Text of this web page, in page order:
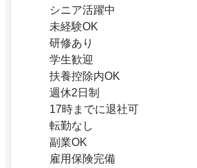
シニア活躍中
未経験OK
研修あり
学生歓迎
扶養控除内OK
週休2日制
17時までに退社可
転勤なし
副業OK
雇用保険完備